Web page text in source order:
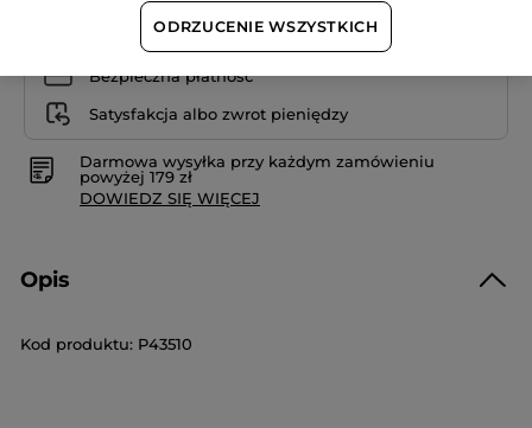
Bezpieczna płatność
Satysfakcja albo zwrot pieniędzy
Darmowa wysyłka przy każdym zamówieniu
powyżej 179 zł
DOWIEDZ SIĘ WIĘCEJ
Opis
Kod produktu: P43510
ODRZUCENIE WSZYSTKICH